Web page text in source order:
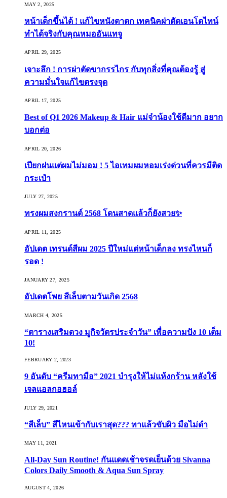
MAY 2, 2025
หน้าเด็กขึ้นได้ ! แก้ไขหนังตาตก เทคนิคผ่าตัดเอนโดไทน์
ทำได้จริงกับคุณหมออันแทจู
APRIL 29, 2025
เจาะลึก ! การผ่าตัดขากรรไกร กับทุกสิ่งที่คุณต้องรู้ สู่
ความมั่นใจแก้ไขตรงจุด
APRIL 17, 2025
Best of Q1 2026 Makeup & Hair แม่จ๋าน้องใช้ดีมาก อยาก
บอกต่อ
APRIL 20, 2026
เปียกฝนแต่ผมไม่มอม ! 5 ไอเทมผมหอมเร่งด่วนที่ควรมีติด
กระเป๋า
JULY 27, 2025
ทรงผมสงกรานต์ 2568 โดนสาดแล้วก็ยังสวย✨
APRIL 11, 2025
อัปเดต เทรนด์สีผม 2025 ปีใหม่แต่หน้าเด็กลง ทรงไหนก็
รอด !
JANUARY 27, 2025
อัปเดตโพย สีเล็บตามวันเกิด 2568
MARCH 4, 2025
“ตารางเสริมดวง มูกิจวัตรประจำวัน” เพื่อความปัง 10 เต็ม
10!
FEBRUARY 2, 2023
9 อันดับ “ครีมทามือ” 2021 บำรุงให้ไม่แห้งกร้าน หลังใช้
เจลแอลกอฮอล์
JULY 29, 2021
“สีเล็บ” สีไหนเข้ากับเราสุด??? ทาแล้วขับผิว มือไม่ดำ
MAY 11, 2021
All-Day Sun Routine! กันแดดเช้าจรดเย็นด้วย Sivanna
Colors Daily Smooth & Aqua Sun Spray
AUGUST 4, 2026